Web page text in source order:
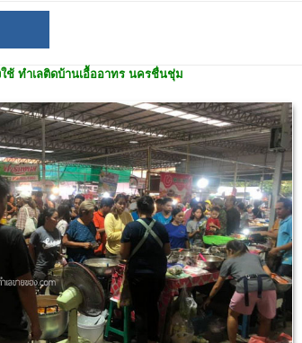
ช้ ทำเลติดบ้านเอื้ออาทร นครชื่นชุ่ม